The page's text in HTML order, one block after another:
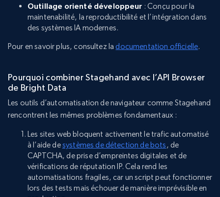
Outillage orienté développeur : Conçu pour la
maintenabilité, la reproductibilité et l’intégration dans
des systèmes IA modernes.
Pour en savoir plus, consultez ladocumentation officielle.
Pourquoi combiner Stagehand avec l’API Browser
de Bright Data
Les outils d’automatisation de navigateur comme Stagehand
rencontrent les mêmes problèmes fondamentaux :
Les sites web bloquent activement le trafic automatisé
à l’aide desystèmes de détection de bots , de
CAPTCHA, de prise d’empreintes digitales et de
vérifications de réputation IP. Cela rend les
automatisations fragiles, car un script peut fonctionner
lors des tests mais échouer de manière imprévisible en